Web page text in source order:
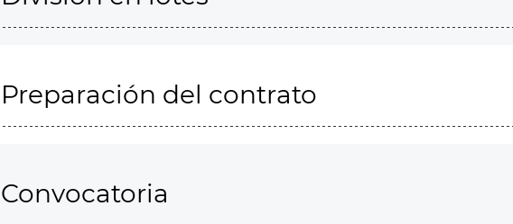
Preparación del contrato
Convocatoria